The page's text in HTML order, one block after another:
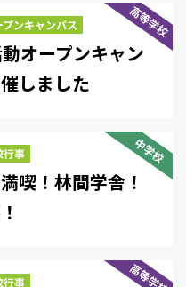
高等学校
プンキャンパス
動オープンキャン
しました
中学校
行事
喫！林間学舎！
高等学校
行事